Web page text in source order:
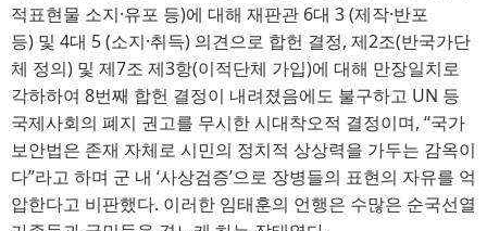
적표현물 소지·유포 등)에 대해 재판관 6대 3 (제작·반포
등) 및 4대 5 (소지·취득) 의견으로 합헌 결정, 제2조(반국가단
체 정의) 및 제7조 제3항(이적단체 가입)에 대해 만장일치로
각하하여 8번째 합헌 결정이 내려졌음에도 불구하고 UN 등
국제사회의 폐지 권고를 무시한 시대착오적 결정이며, “국가
보안법은 존재 자체로 시민의 정치적 상상력을 가두는 감옥이
다”라고 하며 군 내 ‘사상검증’으로 장병들의 표현의 자유를 억
압한다고 비판했다. 이러한 임태훈의 언행은 수많은 순국선열